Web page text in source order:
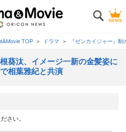
TOP ドラマ 『ゼンカイジャー』
葵汰、イメージ一新の金髪姿に
相葉雅紀と共演
さい。